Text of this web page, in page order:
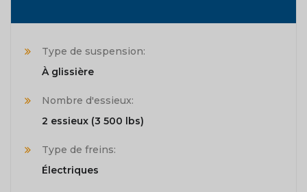
Type de suspension:
À glissière
Nombre d'essieux:
2 essieux (3 500 lbs)
Type de freins:
Électriques